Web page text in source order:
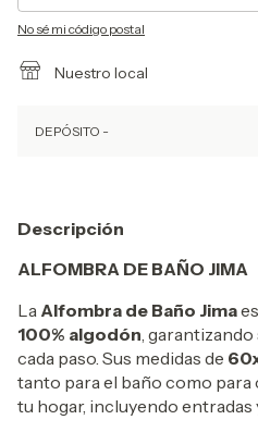
No sé mi código postal
Nuestro local
DEPÓSITO -
Descripción
ALFOMBRA DE BAÑO JIMA
La Alfombra de Baño Jima
100% algodón ,
cada paso. Sus medidas de
tanto para el baño como
tu hogar, incluyendo entradas